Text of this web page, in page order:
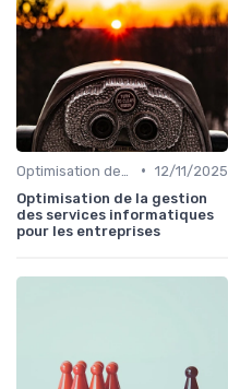
• 12/11/2025
Optimisation de la gestion
des services informatiques
pour les entreprises